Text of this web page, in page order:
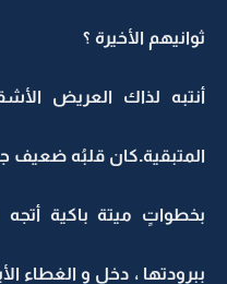
ثوانيهم الأخيرة ؟
أنتبه لذاك العريض
المتبقية.كان قلبُه ضعيف
بخطواتٍ ميتة باكية
ببرودتها ، دخل و